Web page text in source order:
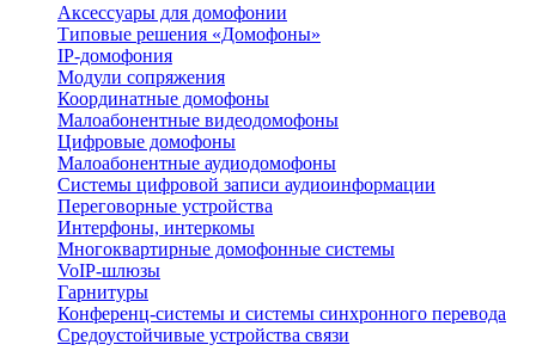
Аксессуары для домофонии
Типовые решения «Домофоны»
IP-домофония
Модули сопряжения
Координатные домофоны
Малоабонентные видеодомофоны
Цифровые домофоны
Малоабонентные аудиодомофоны
Системы цифровой записи аудиоинформации
Переговорные устройства
Интерфоны, интеркомы
Многоквартирные домофонные системы
VoIP-шлюзы
Гарнитуры
Конференц-системы и системы синхронного перевода
Средоустойчивые устройства связи